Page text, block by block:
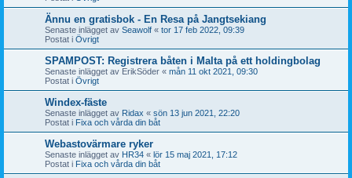
Ännu en gratisbok - En Resa på Jangtsekiang
Senaste inlägget av Seawolf « tor 17 feb 2022, 09:39
Postat i Övrigt
SPAMPOST: Registrera båten i Malta på ett holdingbolag
Senaste inlägget av ErikSöder « mån 11 okt 2021, 09:30
Postat i Övrigt
Windex-fäste
Senaste inlägget av Ridax « sön 13 jun 2021, 22:20
Postat i Fixa och vårda din båt
Webastovärmare ryker
Senaste inlägget av HR34 « lör 15 maj 2021, 17:12
Postat i Fixa och vårda din båt